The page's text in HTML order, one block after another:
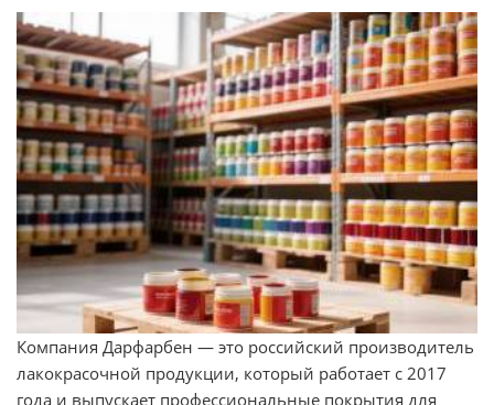
Компания Дарфарбен — это российский производитель
лакокрасочной продукции, который работает с 2017
года и выпускает профессиональные покрытия для